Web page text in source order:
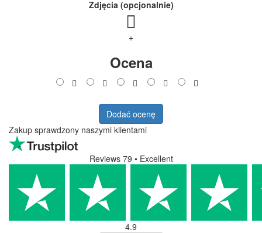
Zdjęcia (opcjonalnie)
+
Ocena
Dodać ocenę
Zakup sprawdzony naszymi klientami
Reviews 79 • Excellent
4.9